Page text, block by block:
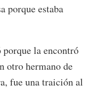
porque estaba
la encontró
otro hermano de
fue una traición al